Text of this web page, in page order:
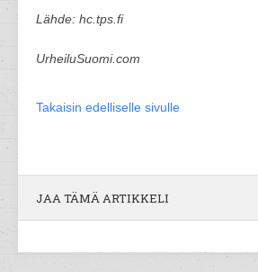
Lähde: hc.tps.fi
UrheiluSuomi.com
Takaisin edelliselle sivulle
JAA TÄMÄ ARTIKKELI